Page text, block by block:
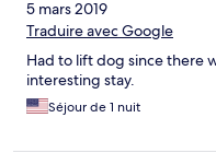
5 mars 2019
Traduire avec Google
Had to lift dog since there
interesting stay.
Séjour de 1 nuit